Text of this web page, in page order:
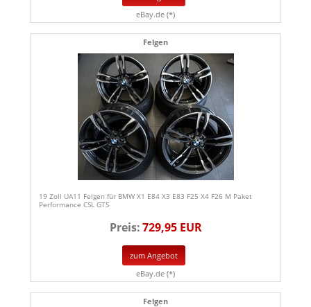
eBay.de (*)
Felgen
19 Zoll UA11 Felgen für BMW X1 E84 X3 E83 F25 X4 F26 M Paket
Performance CSL GTS
Preis:729,95 EUR
zum Angebot
eBay.de (*)
Felgen